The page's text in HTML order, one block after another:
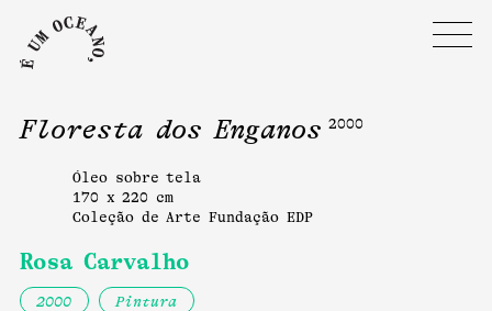
Floresta dos Enganos 2000
Óleo sobre tela
170 x 220 cm
Coleção de Arte Fundação EDP
Rosa Carvalho
2000 Pintura